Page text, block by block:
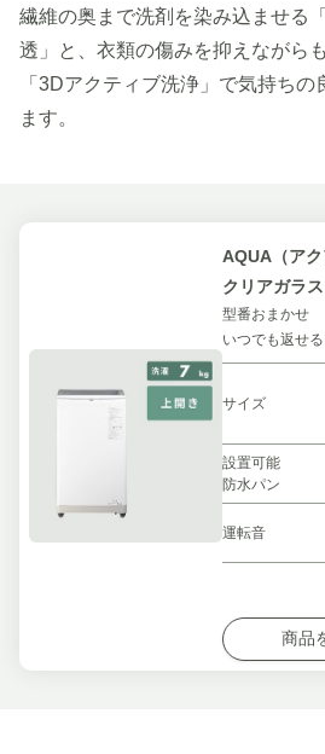
繊維の奥まで洗剤を染み込ませる
透」と、衣類の傷みを抑えながら
「3Dアクティブ洗浄」で気持ちの
ます。
AQUA（ア
クリアガラ
型番おまかせ
いつでも返せ
サイズ
設置可能
防水パン
運転音
商品